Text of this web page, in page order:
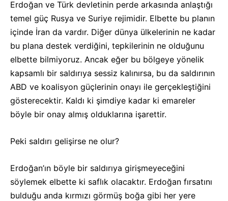
Erdoğan ve Türk devletinin perde arkasında anlaştığı
temel güç Rusya ve Suriye rejimidir. Elbette bu planın
içinde İran da vardır. Diğer dünya ülkelerinin ne kadar
bu plana destek verdiğini, tepkilerinin ne olduğunu
elbette bilmiyoruz. Ancak eğer bu bölgeye yönelik
kapsamlı bir saldırıya sessiz kalınırsa, bu da saldırının
ABD ve koalisyon güçlerinin onayı ile gerçekleştiğini
gösterecektir. Kaldı ki şimdiye kadar ki emareler
böyle bir onay almış olduklarına işarettir.
Peki saldırı gelişirse ne olur?
Erdoğan’ın böyle bir saldırıya girişmeyeceğini
söylemek elbette ki saflık olacaktır. Erdoğan fırsatını
bulduğu anda kırmızı görmüş boğa gibi her yere